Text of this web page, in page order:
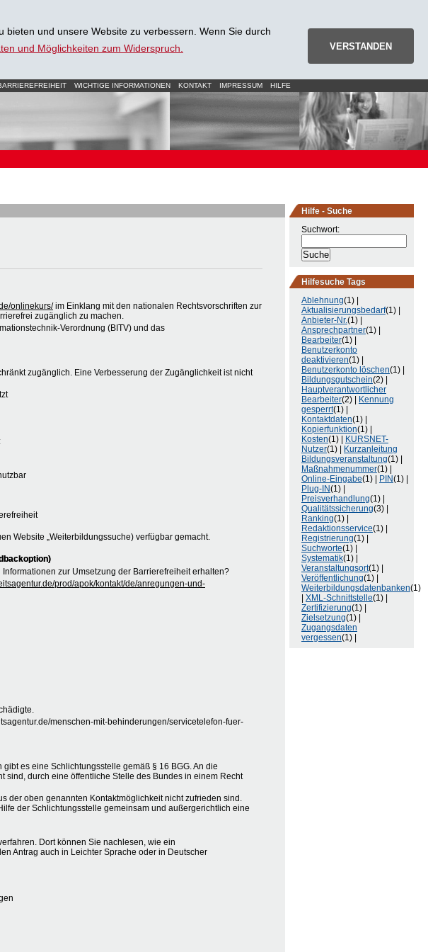
und unsere Website zu verbessern. Wenn Sie durch
und Möglichkeiten zum Widerspruch. VERSTANDEN
WICHTIGE INFORMATIONEN KONTAKT IMPRESSUM HILFE
Hilfe - Suche
Suchwort:
Hilfesuche Tags
Ablehnung(1) |
Aktualisierungsbedarf(1) |
Anbieter-Nr.(1) |
Ansprechpartner(1) |
Bearbeiter(1) |
Benutzerkonto
deaktivieren(1) |
Benutzerkonto löschen(1) |
Bildungsgutschein(2) |
Hauptverantwortlicher
Bearbeiter(2) |
Kennung
gesperrt(1) |
Kontaktdaten(1) |
Kopierfunktion(1) |
Kosten(1) |
KURSNET-
Nutzer(1) |
Kurzanleitung
Bildungsveranstaltung(1) |
Maßnahmenummer(1) |
Online-Eingabe(1) | PIN(1) |
Plug-IN(1) |
Preisverhandlung(1) |
Qualitätssicherung(3) |
Ranking(1) |
Redaktionsservice(1) |
Registrierung(1) |
Suchworte(1) |
Systematik(1) |
Veranstaltungsort(1) |
Veröffentlichung(1) |
Weiterbildungsdatenbanken(1)
XML-Schnittstelle(1) |
Zertifizierung(1) |
Zielsetzung(1) |
Zugangsdaten
vergessen(1) |
onlinekurs/im Einklang mit den nationalen Rechtsvorschriften zur
zugänglich zu machen.
Verordnung (BITV) und das
zugänglich. Eine Verbesserung der Zugänglichkeit ist nicht
Website „Weiterbildungssuche) verfügbar gemacht.
zur Umsetzung der Barrierefreiheit erhalten?
prod/apok/kontakt/de/anregungen-und-
menschen-mit-behinderungen/servicetelefon-fuer-
es eine Schlichtungsstelle gemäß § 16 BGG. An die
durch eine öffentliche Stelle des Bundes in einem Recht
der oben genannten Kontaktmöglichkeit nicht zufrieden sind.
der Schlichtungsstelle gemeinsam und außergerichtlich eine
Dort können Sie nachlesen, wie ein
Antrag auch in Leichter Sprache oder in Deutscher